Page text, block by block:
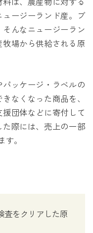
は、農産物に対する
ージーランド産。ブ
んなニュージーラン
牧場から供給される原
ッケージ・ラベルの
なくなった商品を、
団体などに寄付して
際には、売上の一部
。
査をクリアした原